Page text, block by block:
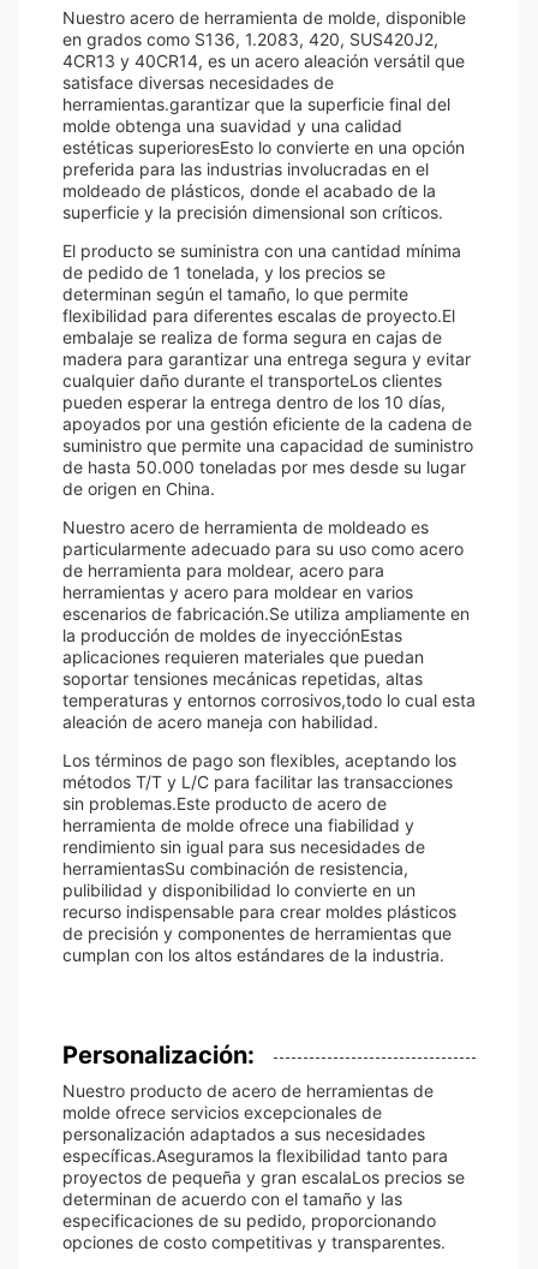
Nuestro acero de herramienta de molde, disponible
en grados como S136, 1.2083, 420, SUS420J2,
4CR13 y 40CR14, es un acero aleación versátil que
satisface diversas necesidades de
herramientas.garantizar que la superficie final del
molde obtenga una suavidad y una calidad
estéticas superioresEsto lo convierte en una opción
preferida para las industrias involucradas en el
moldeado de plásticos, donde el acabado de la
superficie y la precisión dimensional son críticos.
El producto se suministra con una cantidad mínima
de pedido de 1 tonelada, y los precios se
determinan según el tamaño, lo que permite
flexibilidad para diferentes escalas de proyecto.El
embalaje se realiza de forma segura en cajas de
madera para garantizar una entrega segura y evitar
cualquier daño durante el transporteLos clientes
pueden esperar la entrega dentro de los 10 días,
apoyados por una gestión eficiente de la cadena de
suministro que permite una capacidad de suministro
de hasta 50.000 toneladas por mes desde su lugar
de origen en China.
Nuestro acero de herramienta de moldeado es
particularmente adecuado para su uso como acero
de herramienta para moldear, acero para
herramientas y acero para moldear en varios
escenarios de fabricación.Se utiliza ampliamente en
la producción de moldes de inyecciónEstas
aplicaciones requieren materiales que puedan
soportar tensiones mecánicas repetidas, altas
temperaturas y entornos corrosivos,todo lo cual esta
aleación de acero maneja con habilidad.
Los términos de pago son flexibles, aceptando los
métodos T/T y L/C para facilitar las transacciones
sin problemas.Este producto de acero de
herramienta de molde ofrece una fiabilidad y
rendimiento sin igual para sus necesidades de
herramientasSu combinación de resistencia,
pulibilidad y disponibilidad lo convierte en un
recurso indispensable para crear moldes plásticos
de precisión y componentes de herramientas que
cumplan con los altos estándares de la industria.
Personalización:
Nuestro producto de acero de herramientas de
molde ofrece servicios excepcionales de
personalización adaptados a sus necesidades
específicas.Aseguramos la flexibilidad tanto para
proyectos de pequeña y gran escalaLos precios se
determinan de acuerdo con el tamaño y las
especificaciones de su pedido, proporcionando
opciones de costo competitivas y transparentes.